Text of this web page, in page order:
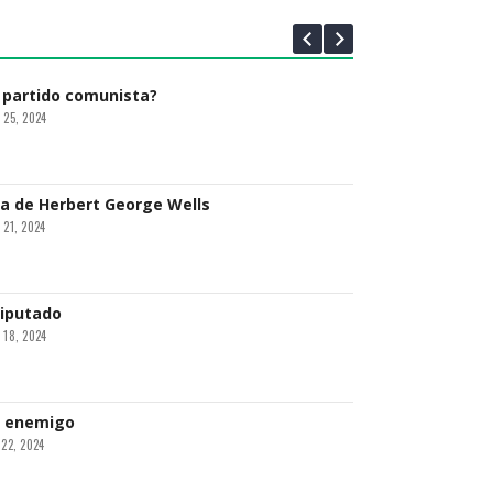
partido comunista?
25, 2024
de Herbert George Wells
21, 2024
18, 2024
enemigo
2024